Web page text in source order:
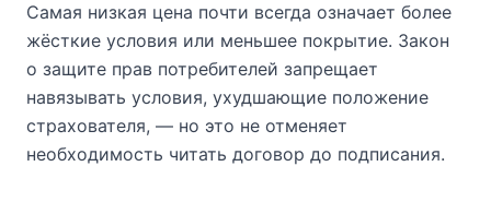
Самая низкая цена почти всегда означает более
жёсткие условия или меньшее покрытие. Закон
о защите прав потребителей запрещает
навязывать условия, ухудшающие положение
страхователя, — но это не отменяет
необходимость читать договор до подписания.